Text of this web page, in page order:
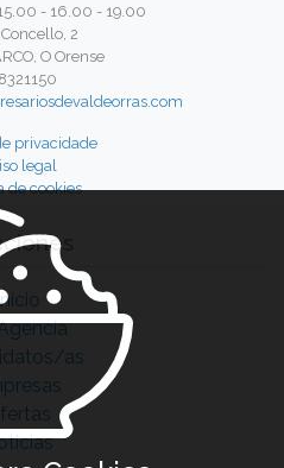
- 16.00 - 19.00
2
O Orense
privacidade
legal
de cookies
as